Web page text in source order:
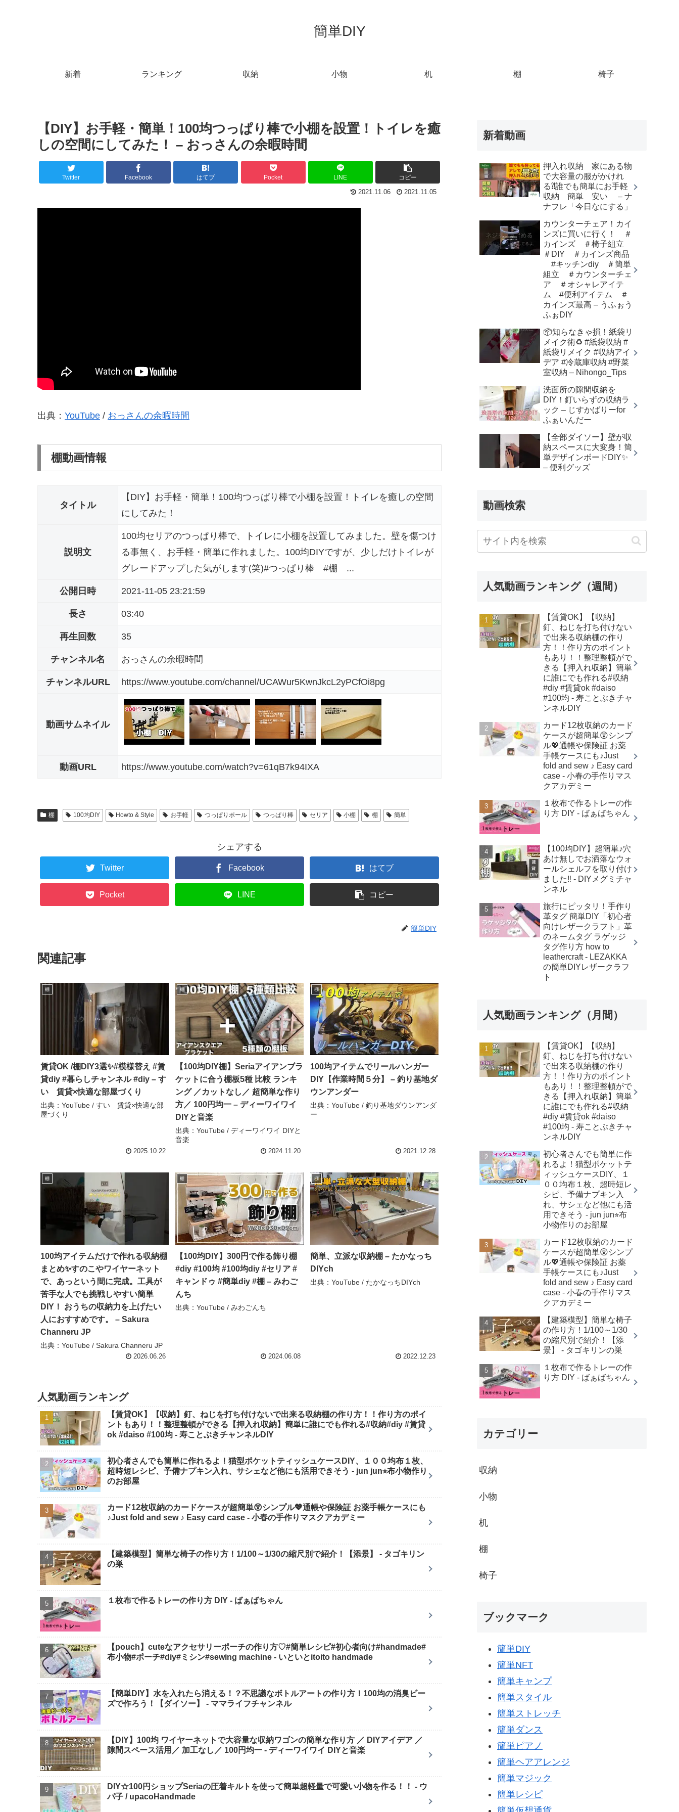
簡単DIY
新着 ランキング 収納 小物 机 棚 椅子
【DIY】お手軽・簡単！100均つっぱり棒で小棚を設置！トイレを癒
しの空間にしてみた！ – おっさんの余暇時間
Twitter Facebook はてブ Pocket LINE コピー
2021.11.06 2021.11.05
出典： YouTube / おっさんの余暇時間
棚動画情報
タイトル
【DIY】お手軽・簡単！100均つっぱり棒で小棚を設置！トイレを癒しの空間
にしてみた！
説明文
100均セリアのつっぱり棒で、トイレに小棚を設置してみました。壁を傷つけ
る事無く、お手軽・簡単に作れました。100均DIYですが、少しだけトイレが
グレードアップした気がします(笑)#つっぱり棒 #棚 ...
公開日時 2021-11-05 23:21:59
長さ 03:40
再生回数 35
チャンネル名 おっさんの余暇時間
チャンネルURL https://www.youtube.com/channel/UCAWur5KwnJkcL2yPCfOi8pg
動画サムネイル
動画URL https://www.youtube.com/watch?v=61qB7k94IXA
棚 100均DIY Howto & Style お手軽 つっぱりポール つっぱり棒 セリア 小棚 棚 簡単
シェアする
Twitter Facebook はてブ
Pocket LINE コピー
簡単DIY
関連記事
棚
賃貸OK /棚DIY3選✨#模様替え #賃
貸diy #暮らしチャンネル #diy – す
い 賃貸×快適な部屋づくり
出典：YouTube / すい 賃貸×快適な部
屋づくり
2025.10.22
棚
【100均DIY棚】Seriaアイアンブラ
ケットに合う棚板5種 比較 ランキ
ング ／カットなし／ 超簡単な作り
方／ 100円均一 – ディーワイワイ
DIYと音楽
出典：YouTube / ディーワイワイ DIYと
音楽
2024.11.20
棚
100均アイテムでリールハンガー
DIY【作業時間５分】 – 釣り基地ダ
ウンアンダー
出典：YouTube / 釣り基地ダウンアンダ
ー
2021.12.28
棚
100均アイテムだけで作れる収納棚
まとめ✨すのこやワイヤーネット
で、あっという間に完成。工具が
苦手な人でも挑戦しやすい簡単
DIY！ おうちの収納力を上げたい
人におすすめです。 – Sakura
Channeru JP
出典：YouTube / Sakura Channeru JP
2026.06.26
棚
【100均DIY】300円で作る飾り棚
#diy #100均 #100均diy #セリア #
キャンドゥ #簡単diy #棚 – みわご
んち
出典：YouTube / みわごんち
2024.06.08
棚
簡単、立派な収納棚 – たかなっち
DIYch
出典：YouTube / たかなっちDIYch
2022.12.23
人気動画ランキング
【賃貸OK】【収納】釘、ねじを打ち付けないで出来る収納棚の作り方！！作り方のポイ
ントもあり！！整理整頓ができる【押入れ収納】簡単に誰にでも作れる#収納#diy #賃貸
ok #daiso #100均 - 寿ことぶきチャンネルDIY
初心者さんでも簡単に作れるよ！猫型ポケットティッシュケースDIY、１００均布１枚、
超時短レシピ、予備ナプキン入れ、サシェなど他にも活用できそう - jun jun⭐︎布小物作り
のお部屋
カード12枚収納のカードケースが超簡単😲シンプル💖通帳や保険証 お薬手帳ケースにも
♪Just fold and sew ♪ Easy card case - 小春の手作りマスクアカデミー
【建築模型】簡単な椅子の作り方！1/100～1/30の縮尺別で紹介！【添景】 - タゴキリン
の巣
１枚布で作るトレーの作り方 DIY - ばぁばちゃん
【pouch】cuteなアクセサリーポーチの作り方♡#簡単レシピ#初心者向け#handmade#
布小物#ポーチ#diy#ミシン#sewing machine - いといとitoito handmade
【簡単DIY】水を入れたら消える！？不思議なボトルアートの作り方！100均の消臭ビー
ズで作ろう！【ダイソー】 - ママライフチャンネル
【DIY】100均 ワイヤーネットで大容量な収納ワゴンの簡単な作り方 ／ DIYアイデア ／
隙間スペース活用／ 加工なし／ 100円均一 - ディーワイワイ DIYと音楽
DIY☆100円ショップSeriaの圧着キルトを使って簡単超軽量で可愛い小物を作る！！ - ウ
パ子 / upacoHandmade
新着動画
押入れ収納 家にある物
で大容量の服がかけれ
る⁈誰でも簡単にお手軽
収納 簡単 安い – ナ
ナフレ「今日なにする」
カウンターチェア！カイ
ンズに買いに行く！ ＃
カインズ ＃椅子組立
＃DIY ＃カインズ商品
#キッチンdiy ＃簡単
組立 ＃カウンターチェ
ア ＃オシャレアイテ
ム #便利アイテム ＃
カインズ最高 – うふぉう
ふぉDIY
📦知らなきゃ損！紙袋リ
メイク術♻️ #紙袋収納 #
紙袋リメイク #収納アイ
デア #冷蔵庫収納 #野菜
室収納 – Nihongo_Tips
洗面所の隙間収納を
DIY！釘いらずの収納ラ
ック – じすかばりーfor
ふぁいんだー
【全部ダイソー】壁が収
納スペースに大変身！簡
単デザインボードDIY✨
– 便利グッズ
動画検索
人気動画ランキング（週間）
【賃貸OK】【収納】
釘、ねじを打ち付けない
で出来る収納棚の作り
方！！作り方のポイント
もあり！！整理整頓がで
きる【押入れ収納】簡単
に誰にでも作れる#収納
#diy #賃貸ok #daiso
#100均 - 寿ことぶきチャ
ンネルDIY
カード12枚収納のカード
ケースが超簡単😲シンプ
ル💖通帳や保険証 お薬
手帳ケースにも♪Just
fold and sew ♪ Easy card
case - 小春の手作りマス
クアカデミー
１枚布で作るトレーの作
り方 DIY - ばぁばちゃん
【100均DIY】超簡単♪穴
あけ無しでお洒落なウォ
ールシェルフを取り付け
ました‼︎ - DIYメグミチャ
ンネル
旅行にピッタリ！手作り
革タグ 簡単DIY「初心者
向けレザークラフト」革
のネームタグ ラゲッジ
タグ作り方 how to
leathercraft - LEZAKKA
の簡単DIYレザークラフ
ト
人気動画ランキング（月間）
【賃貸OK】【収納】
釘、ねじを打ち付けない
で出来る収納棚の作り
方！！作り方のポイント
もあり！！整理整頓がで
きる【押入れ収納】簡単
に誰にでも作れる#収納
#diy #賃貸ok #daiso
#100均 - 寿ことぶきチャ
ンネルDIY
初心者さんでも簡単に作
れるよ！猫型ポケットテ
ィッシュケースDIY、１
００均布１枚、超時短レ
シピ、予備ナプキン入
れ、サシェなど他にも活
用できそう - jun jun⭐︎布
小物作りのお部屋
カード12枚収納のカード
ケースが超簡単😲シンプ
ル💖通帳や保険証 お薬
手帳ケースにも♪Just
fold and sew ♪ Easy card
case - 小春の手作りマス
クアカデミー
【建築模型】簡単な椅子
の作り方！1/100～1/30
の縮尺別で紹介！【添
景】 - タゴキリンの巣
１枚布で作るトレーの作
り方 DIY - ばぁばちゃん
カテゴリー
収納
小物
机
棚
椅子
ブックマーク
簡単DIY
簡単NFT
簡単キャンプ
簡単スタイル
簡単ストレッチ
簡単ダンス
簡単ピアノ
簡単ヘアアレンジ
簡単マジック
簡単レシピ